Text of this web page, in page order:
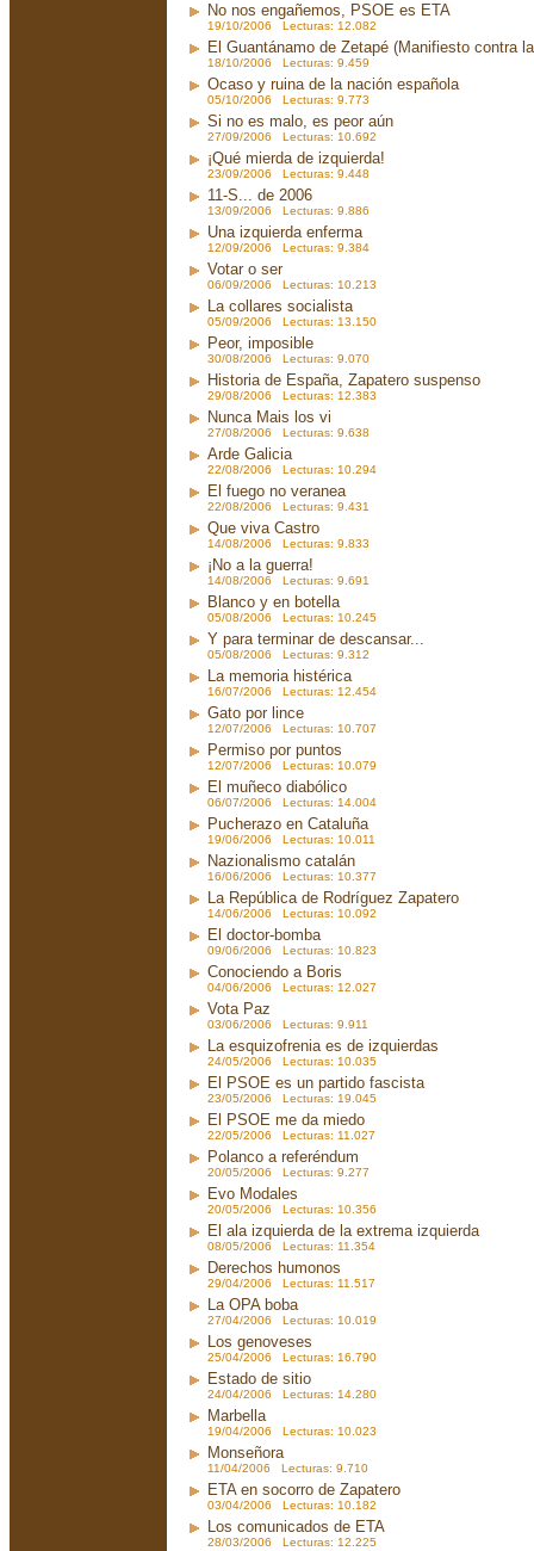
No nos engañemos, PSOE es ETA
19/10/2006 Lecturas: 12.082
El Guantánamo de Zetapé (Manifiesto contra
18/10/2006 Lecturas: 9.459
Ocaso y ruina de la nación española
05/10/2006 Lecturas: 9.773
Si no es malo, es peor aún
27/09/2006 Lecturas: 10.692
¡Qué mierda de izquierda!
23/09/2006 Lecturas: 9.448
11-S... de 2006
13/09/2006 Lecturas: 9.886
Una izquierda enferma
12/09/2006 Lecturas: 9.384
Votar o ser
06/09/2006 Lecturas: 10.213
La collares socialista
05/09/2006 Lecturas: 13.150
Peor, imposible
30/08/2006 Lecturas: 9.070
Historia de España, Zapatero suspenso
29/08/2006 Lecturas: 12.383
Nunca Mais los vi
27/08/2006 Lecturas: 9.638
Arde Galicia
22/08/2006 Lecturas: 10.294
El fuego no veranea
22/08/2006 Lecturas: 9.431
Que viva Castro
14/08/2006 Lecturas: 9.833
¡No a la guerra!
14/08/2006 Lecturas: 9.691
Blanco y en botella
05/08/2006 Lecturas: 10.245
Y para terminar de descansar...
05/08/2006 Lecturas: 9.312
La memoria histérica
16/07/2006 Lecturas: 12.454
Gato por lince
12/07/2006 Lecturas: 10.707
Permiso por puntos
12/07/2006 Lecturas: 10.079
El muñeco diabólico
06/07/2006 Lecturas: 14.004
Pucherazo en Cataluña
19/06/2006 Lecturas: 10.011
Nazionalismo catalán
16/06/2006 Lecturas: 10.377
La República de Rodríguez Zapatero
14/06/2006 Lecturas: 10.092
El doctor-bomba
09/06/2006 Lecturas: 10.823
Conociendo a Boris
04/06/2006 Lecturas: 12.027
Vota Paz
03/06/2006 Lecturas: 9.911
La esquizofrenia es de izquierdas
24/05/2006 Lecturas: 10.035
El PSOE es un partido fascista
23/05/2006 Lecturas: 19.045
El PSOE me da miedo
22/05/2006 Lecturas: 11.027
Polanco a referéndum
20/05/2006 Lecturas: 9.277
Evo Modales
20/05/2006 Lecturas: 10.356
El ala izquierda de la extrema izquierda
08/05/2006 Lecturas: 11.354
Derechos humonos
29/04/2006 Lecturas: 11.517
La OPA boba
27/04/2006 Lecturas: 10.019
Los genoveses
25/04/2006 Lecturas: 16.790
Estado de sitio
24/04/2006 Lecturas: 14.280
Marbella
19/04/2006 Lecturas: 10.023
Monseñora
11/04/2006 Lecturas: 9.710
ETA en socorro de Zapatero
03/04/2006 Lecturas: 10.182
Los comunicados de ETA
28/03/2006 Lecturas: 12.225